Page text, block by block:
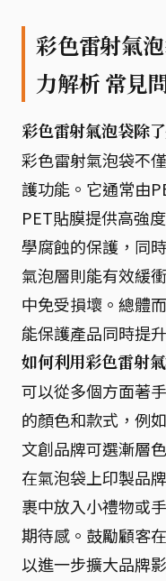
彩色雷射氣
力解析 常見
彩色雷射氣泡袋除
彩色雷射氣泡袋不
護功能。它通常由
PET貼膜提供高強
學腐蝕的保護，同
氣泡層則能有效緩
中免受損壞。總體
能保護產品同時提
如何利用彩色雷射
可以從多個方面著
的顏色和款式，例
文創品牌可選漸層
在氣泡袋上印製品
裹中放入小禮物或
期待感。鼓勵顧客
以進一步擴大品牌